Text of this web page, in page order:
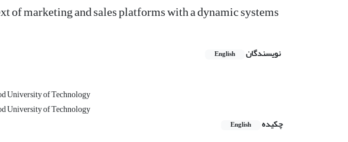
of marketing and sales platforms with a dynamic systems
نویسندگان English
University of Technology
University of Technology
چکیده
English